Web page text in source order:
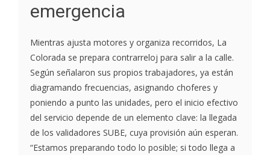
emergencia
Mientras ajusta motores y organiza recorridos, La
Colorada se prepara contrarreloj para salir a la calle.
Según señalaron sus propios trabajadores, ya están
diagramando frecuencias, asignando choferes y
poniendo a punto las unidades, pero el inicio efectivo
del servicio depende de un elemento clave: la llegada
de los validadores SUBE, cuya provisión aún esperan.
“Estamos preparando todo lo posible; si todo llega a